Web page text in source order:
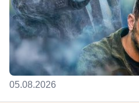
05.08.2026